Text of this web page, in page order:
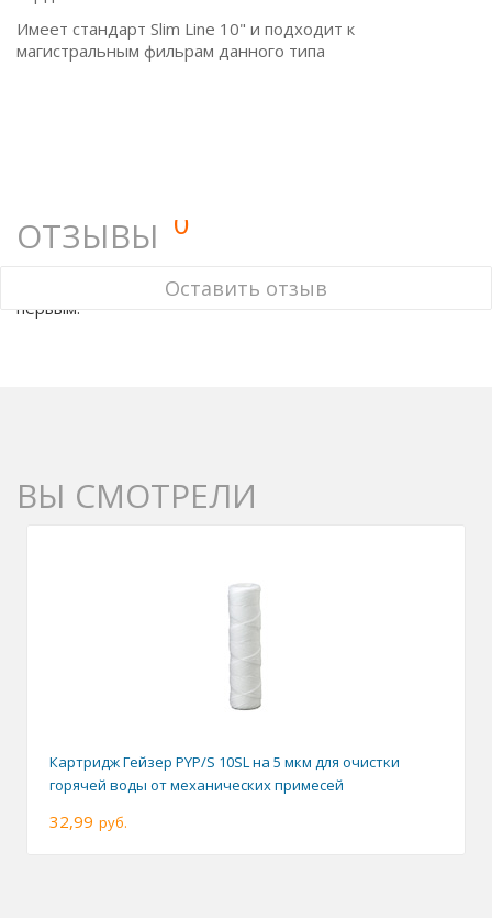
Имеет стандарт Slim Line 10" и подходит к
магистральным фильрам данного типа
ОТЗЫВЫ 0
Оставить отзыв
У этого товара нет ни одного отзыва. Вы можете стать
первым.
ВЫ СМОТРЕЛИ
Картридж Гейзер PYP/S 10SL на 5 мкм для очистки
горячей воды от механических примесей
32,99 руб.